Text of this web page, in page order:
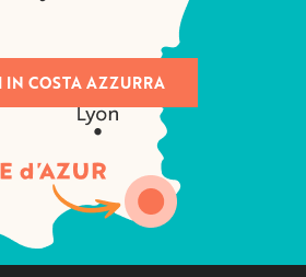
IN COSTA AZZURRA